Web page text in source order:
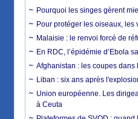
Pourquoi les singes gèrent
Pour protéger les oiseaux,
Malaisie : le renvoi forcé de
En RDC, l’épidémie d’Ebola
Afghanistan : les coupes dans
Liban : six ans après
Union européenne. Les
à Ceuta